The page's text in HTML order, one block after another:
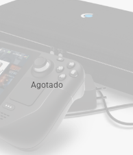
Agotado